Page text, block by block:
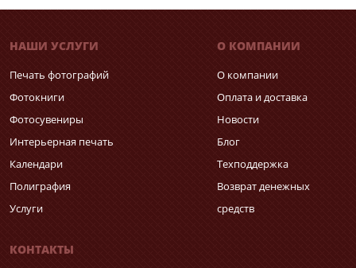
НАШИ УСЛУГИ
Печать фотографий
Фотокниги
Фотосувениры
Интерьерная печать
Календари
Полиграфия
Услуги
О КОМПАНИИ
О компании
Оплата и доставка
Новости
Блог
Техподдержка
Возврат денежных
средств
КОНТАКТЫ